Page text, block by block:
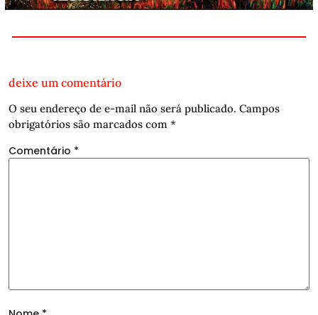
deixe um comentário
O seu endereço de e-mail não será publicado. Campos
obrigatórios são marcados com *
Comentário *